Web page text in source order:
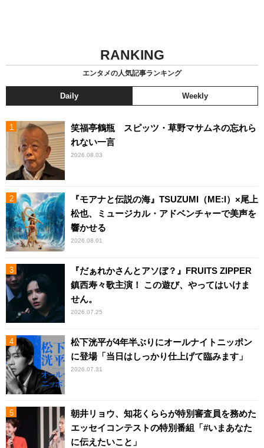
RANKING
エンタメの人気記事ランキング
Daily Weekly
笑福亭鶴瓶 スピッツ・草野マサムネの忘れら
れない一言
2026.08.03
『モアナと伝説の海』TSUZUMI（ME:I）×尾上
松也、ミュージカル・アドベンチャーで美声を
響かせる
2026.08.01
『だぁれかさんとアソぼ？』FRUITS ZIPPER
鎮西寿々歌主演！ この遊び、やってはいけま
せん。
2026.07.25
松下洸平が4年半ぶりにオールナイトニッポン
に登場「当日はしっかり仕上げて臨みます」
2026.07.31
朝井リョウ、知花くららが特別審査員を務めた
エッセイコンテストの特別番組「#いまあなた
に伝えたいこと」